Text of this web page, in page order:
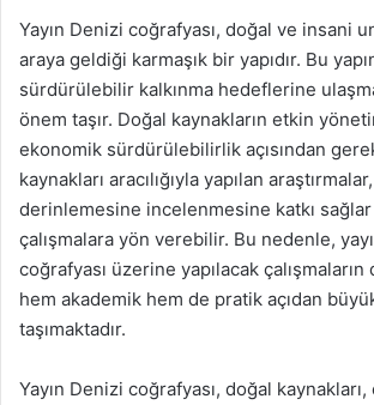
Yayın Denizi coğrafyası, doğal ve insani
araya geldiği karmaşık bir yapıdır. Bu
sürdürülebilir kalkınma hedeflerine
önem taşır. Doğal kaynakların etkin
ekonomik sürdürülebilirlik açısından
kaynakları aracılığıyla yapılan
derinlemesine incelenmesine katkı
çalışmalara yön verebilir. Bu nedenle,
coğrafyası üzerine yapılacak
hem akademik hem de pratik açıdan
taşımaktadır.
Yayın Denizi coğrafyası, doğal